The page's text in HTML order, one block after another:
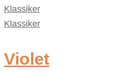
Klassiker,
Klassiker
Violet